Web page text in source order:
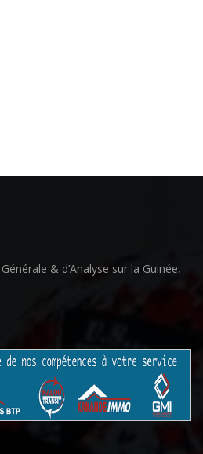
& d’Analyse sur la Guinée,